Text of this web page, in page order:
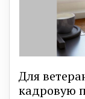
Для
кадровую